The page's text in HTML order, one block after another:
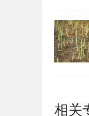
相关